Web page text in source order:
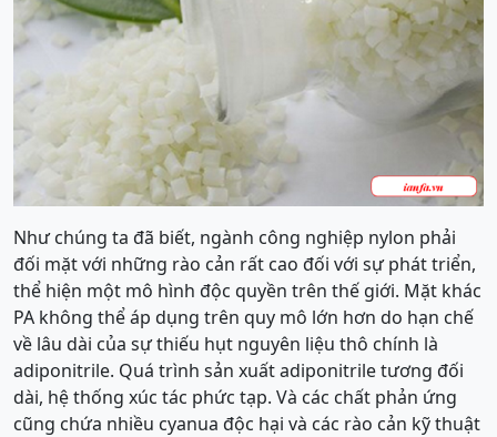
Như chúng ta đã biết, ngành công nghiệp nylon phải
đối mặt với những rào cản rất cao đối với sự phát triển,
thể hiện một mô hình độc quyền trên thế giới. Mặt khác
PA không thể áp dụng trên quy mô lớn hơn do hạn chế
về lâu dài của sự thiếu hụt nguyên liệu thô chính là
adiponitrile. Quá trình sản xuất adiponitrile tương đối
dài, hệ thống xúc tác phức tạp. Và các chất phản ứng
cũng chứa nhiều cyanua độc hại và các rào cản kỹ thuật